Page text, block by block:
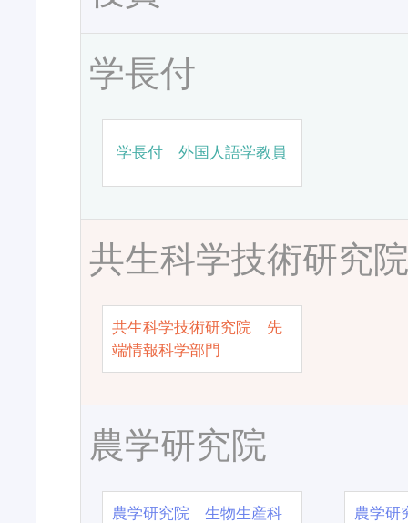
学長付
学長付 外国人語学教員
共生科学技術研究
共生科学技術研究院 先
端情報科学部門
農学研究院
農学研究院 生物生産科
農学